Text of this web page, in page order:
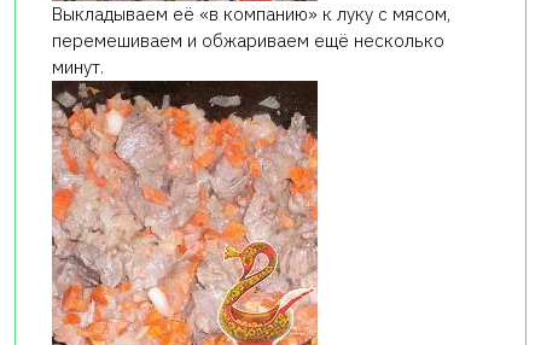
Выкладываем её «в компанию» к луку с мясом,
перемешиваем и обжариваем ещё несколько
минут.